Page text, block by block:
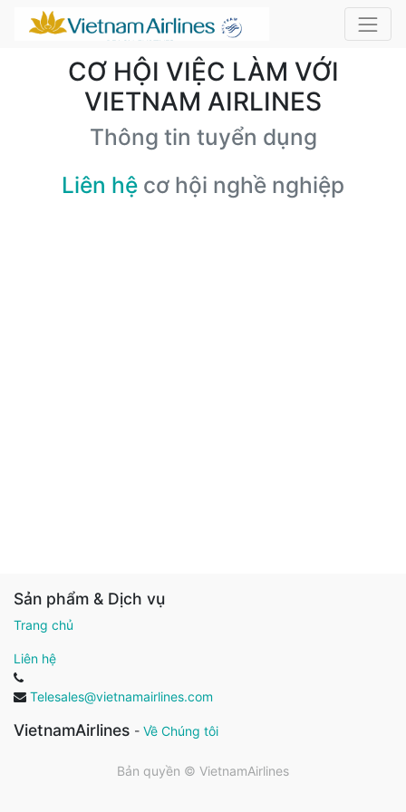
CƠ HỘI VIỆC LÀM VỚI
VIETNAM AIRLINES
Thông tin tuyển dụng
Liên hệ cơ hội nghề nghiệp
Sản phẩm & Dịch vụ
Trang chủ
Liên hệ
Telesales@vietnamairlines.com
VietnamAirlines - Về Chúng tôi
Bản quyền © VietnamAirlines